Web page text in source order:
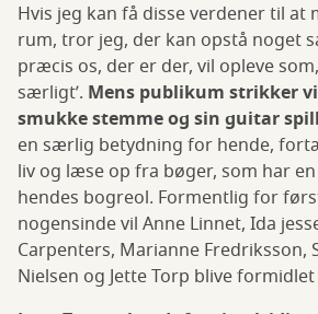
Hvis jeg kan få disse verdener til at
rum, tror jeg, der kan opstå noget
præcis os, der er der, vil opleve
særligt’. Mens publikum strikker
smukke stemme og sin guitar
en særlig betydning for hende,
liv og læse op fra bøger, som har
hendes bogreol. Formentlig for
nogensinde vil Anne Linnet, Ida
Carpenters, Marianne Fredriksson,
Nielsen og Jette Torp blive